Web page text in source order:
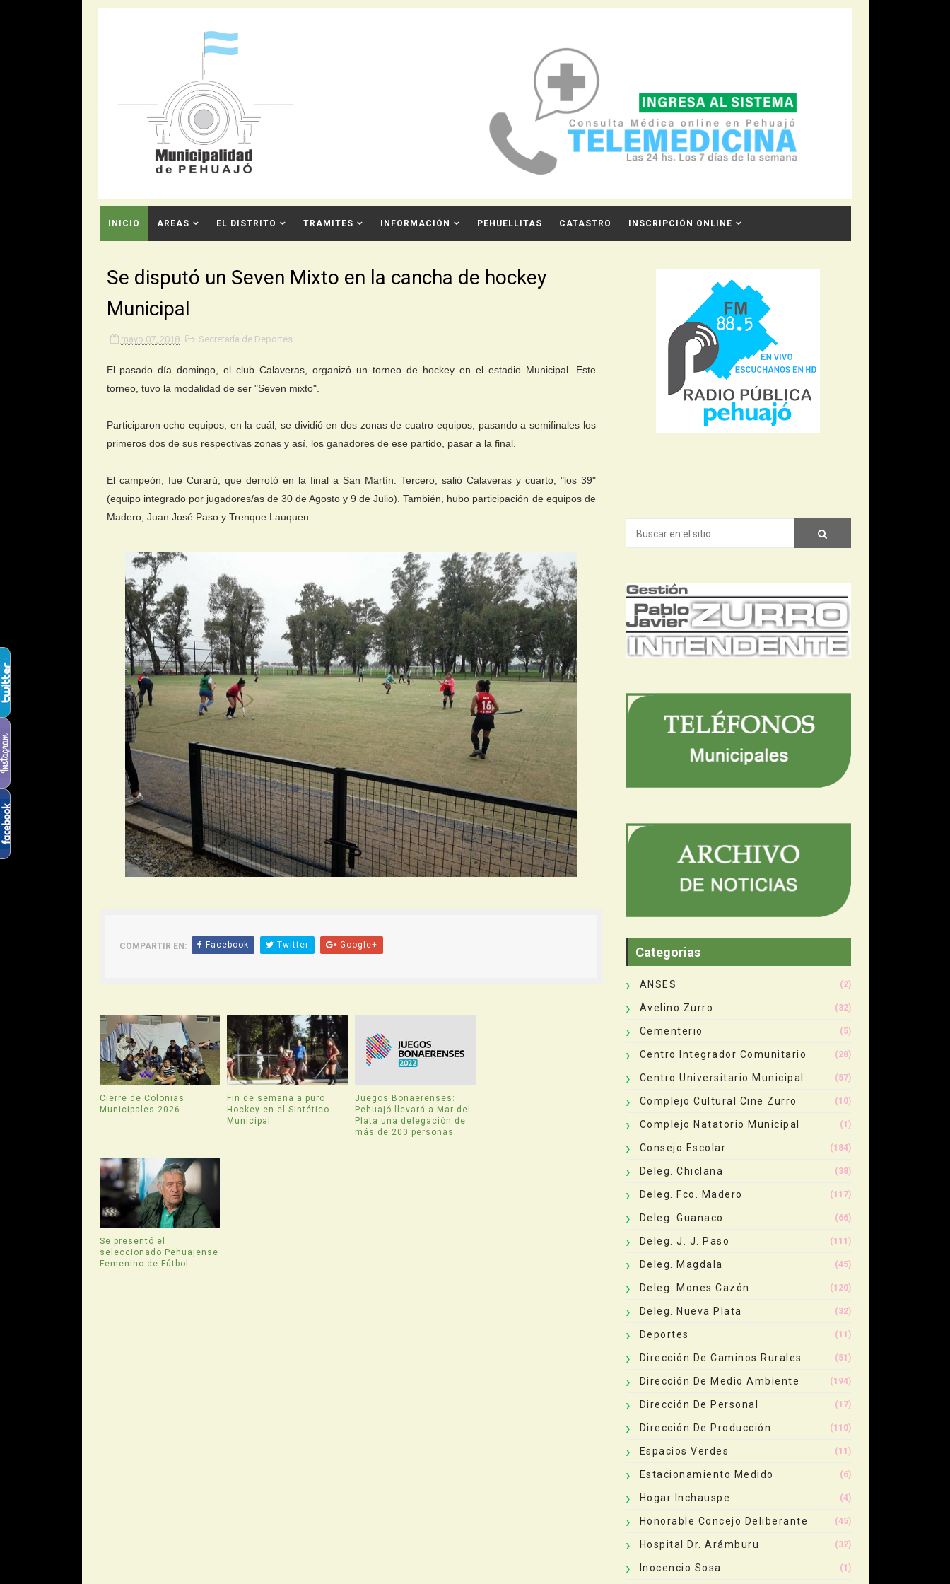
INICIO AREAS EL DISTRITO TRAMITES INFORMACIÓN PEHUELLITAS CATASTRO INSCRIPCIÓN ONLINE
Se disputó un Seven Mixto en la cancha de hockey
Municipal
mayo 07, 2018 Secretaría de Deportes
El pasado día domingo, el club Calaveras, organizó un torneo de hockey en el estadio Municipal. Este
torneo, tuvo la modalidad de ser "Seven mixto".
Participaron ocho equipos, en la cuál, se dividió en dos zonas de cuatro equipos, pasando a semifinales los
primeros dos de sus respectivas zonas y así, los ganadores de ese partido, pasar a la final.
El campeón, fue Curarú, que derrotó en la final a San Martín. Tercero, salió Calaveras y cuarto, "los 39"
(equipo integrado por jugadores/as de 30 de Agosto y 9 de Julio). También, hubo participación de equipos de
Madero, Juan José Paso y Trenque Lauquen.
COMPARTIR EN: Facebook Twitter Google+
Cierre de Colonias
Municipales 2026
Fin de semana a puro
Hockey en el Sintético
Municipal
Juegos Bonaerenses:
Pehuajó llevará a Mar del
Plata una delegación de
más de 200 personas
Se presentó el
seleccionado Pehuajense
Femenino de Fútbol
Categorias
ANSES (2)
Avelino Zurro (32)
Cementerio (5)
Centro Integrador Comunitario (28)
Centro Universitario Municipal (57)
Complejo Cultural Cine Zurro (10)
Complejo Natatorio Municipal (1)
Consejo Escolar (184)
Deleg. Chiclana (38)
Deleg. Fco. Madero (117)
Deleg. Guanaco (66)
Deleg. J. J. Paso (111)
Deleg. Magdala (45)
Deleg. Mones Cazón (120)
Deleg. Nueva Plata (32)
Deportes (11)
Dirección De Caminos Rurales (51)
Dirección De Medio Ambiente (194)
Dirección De Personal (17)
Dirección De Producción (110)
Espacios Verdes (11)
Estacionamiento Medido (6)
Hogar Inchauspe (4)
Honorable Concejo Deliberante (45)
Hospital Dr. Arámburu (32)
Inocencio Sosa (1)